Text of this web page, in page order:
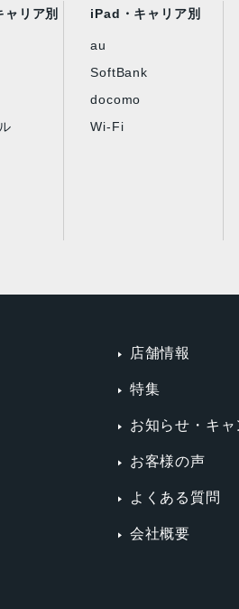
リア別 iPad・キャリア別
au
SoftBank
docomo
Wi-Fi
店舗情報
特集
お知らせ・キャ
お客様の声
よくある質問
会社概要